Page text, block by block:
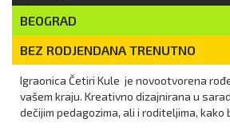
BEOGRAD
BEZ RODJENDANA TRENUTNO
Igraonica Četiri Kule je novootvorena
vašem kraju. Kreativno dizajnirana u
dečijim pedagozima, ali i roditeljima, kako